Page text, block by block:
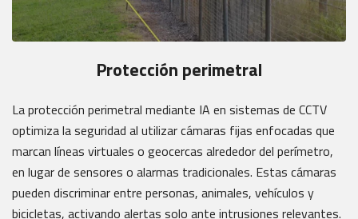
Protección perimetral
La protección perimetral mediante IA en sistemas de CCTV
optimiza la seguridad al utilizar cámaras fijas enfocadas que
marcan líneas virtuales o geocercas alrededor del perímetro,
en lugar de sensores o alarmas tradicionales. Estas cámaras
pueden discriminar entre personas, animales, vehículos y
bicicletas, activando alertas solo ante intrusiones relevantes.